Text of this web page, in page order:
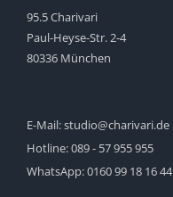
95.5 Charivari
Paul-Heyse-Str. 2-4
80336 München
E-Mail:studio@charivari.de
Hotline:089 - 57 955 955
WhatsApp:0160 99 18 16 44